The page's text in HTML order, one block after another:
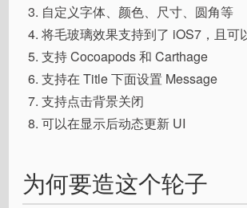
自定义字体、颜色、尺寸、圆角等
将毛玻璃效果支持到了 iOS7，且可
支持 Cocoapods 和 Carthage
支持在 Title 下面设置 Message
支持点击背景关闭
可以在显示后动态更新 UI
为何要造这个轮子